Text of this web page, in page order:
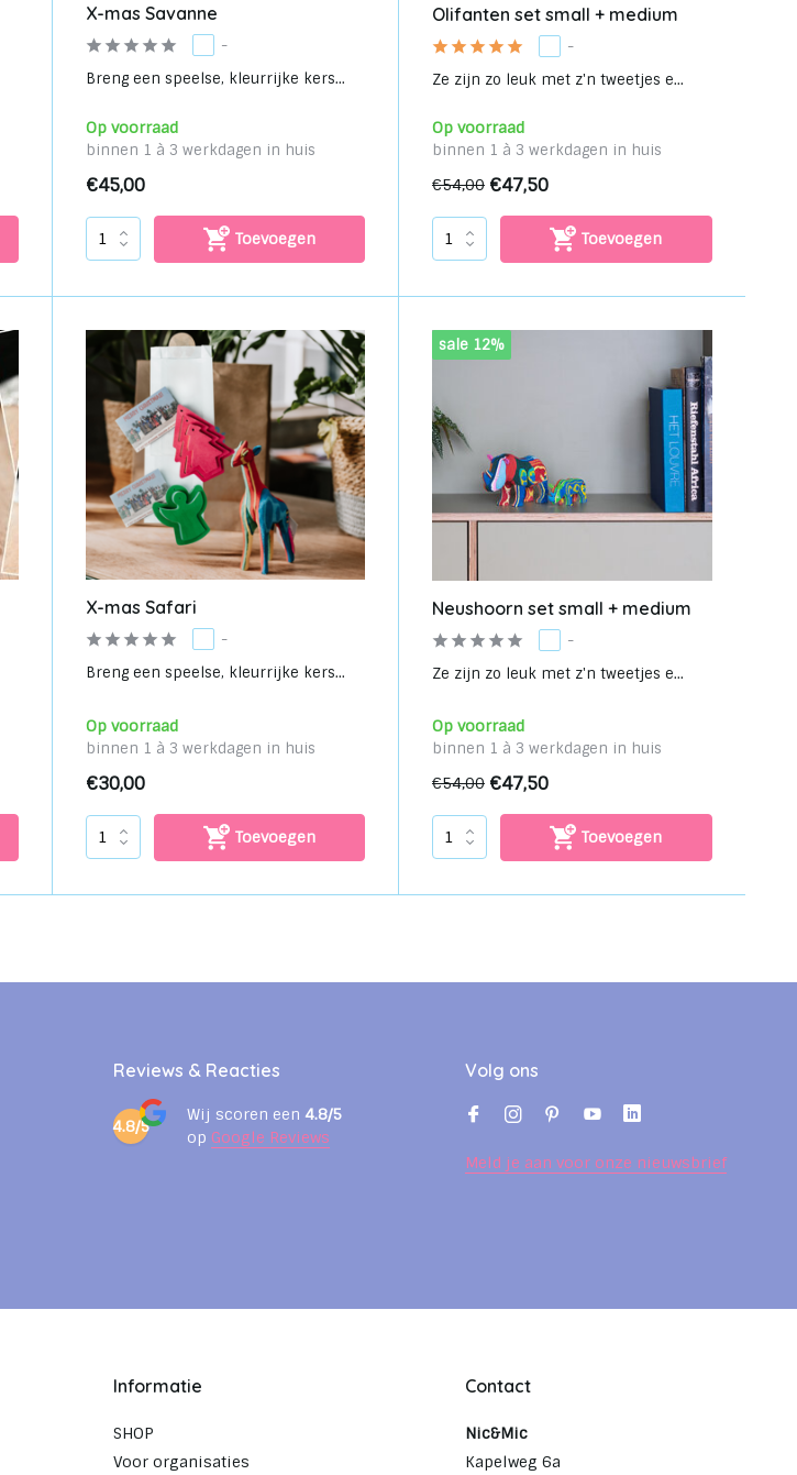
X-mas Savanne
-
Breng een speelse, kleurrijke kers...
Op voorraad
binnen 1 à 3 werkdagen in huis
€45,00
Toevoegen
Olifanten set small + medium
-
Ze zijn zo leuk met z'n tweetjes e...
Op voorraad
binnen 1 à 3 werkdagen in huis
€54,00 €47,50
Toevoegen
X-mas Safari
-
Breng een speelse, kleurrijke kers...
Op voorraad
binnen 1 à 3 werkdagen in huis
€30,00
Toevoegen
sale 12%
Neushoorn set small + medium
-
Ze zijn zo leuk met z'n tweetjes e...
Op voorraad
binnen 1 à 3 werkdagen in huis
€54,00 €47,50
Toevoegen
Reviews & Reacties
4.8/5
Wij scoren een 4.8/5
op Google Reviews
Volg ons
Meld je aan voor onze nieuwsbrief
Informatie
SHOP
Voor organisaties
Contact
Nic&Mic
Kapelweg 6a